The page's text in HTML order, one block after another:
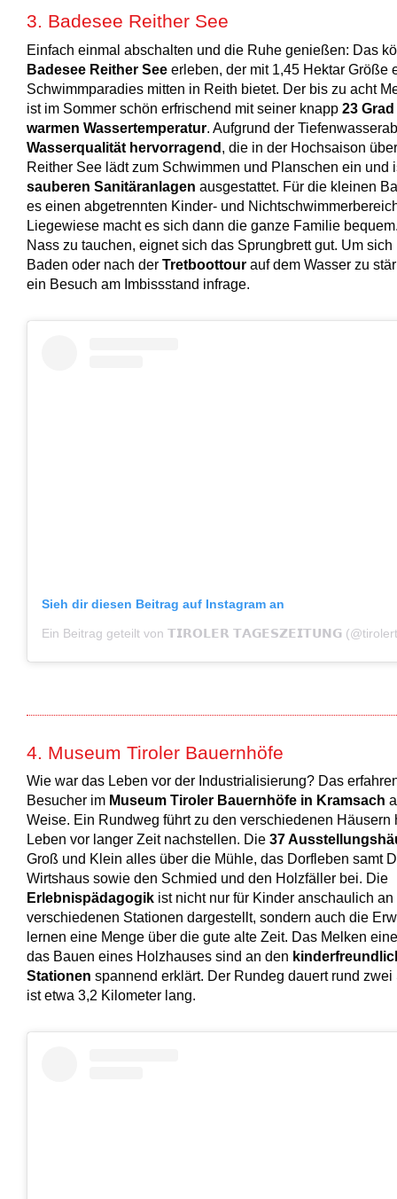
3. Badesee Reither See
Einfach einmal abschalten und die Ruhe genießen: Das
Badesee Reither See erleben, der mit 1,45 Hektar Größe
Schwimmparadies mitten in Reith bietet. Der bis zu acht
ist im Sommer schön erfrischend mit seiner knapp 23
warmen Wassertemperatur. Aufgrund der
Wasserqualität hervorragend , die in der Hochsaison
Reither See lädt zum Schwimmen und Planschen ein und
sauberen Sanitäranlagen ausgestattet. Für die kleinen
es einen abgetrennten Kinder- und
Liegewiese macht es sich dann die ganze Familie
Nass zu tauchen, eignet sich das Sprungbrett gut. Um sich
Baden oder nach der Tretboottour auf dem Wasser zu
ein Besuch am Imbissstand infrage.
Sieh dir diesen Beitrag auf Instagram an
Ein Beitrag geteilt von 𝗧𝗜𝗥𝗢𝗟𝗘𝗥 𝗧𝗔𝗚𝗘𝗦𝗭𝗘𝗜𝗧𝗨𝗡𝗚
4. Museum Tiroler Bauernhöfe
Wie war das Leben vor der Industrialisierung? Das
Besucher im Museum Tiroler Bauernhöfe in Kramsach
Weise. Ein Rundweg führt zu den verschiedenen Häusern
Leben vor langer Zeit nachstellen. Die 37
Groß und Klein alles über die Mühle, das Dorfleben samt
Wirtshaus sowie den Schmied und den Holzfäller bei. Die
Erlebnispädagogik ist nicht nur für Kinder anschaulich an
verschiedenen Stationen dargestellt, sondern auch die
lernen eine Menge über die gute alte Zeit. Das Melken
das Bauen eines Holzhauses sind an den
Stationen spannend erklärt. Der Rundeg dauert rund zwei
ist etwa 3,2 Kilometer lang.